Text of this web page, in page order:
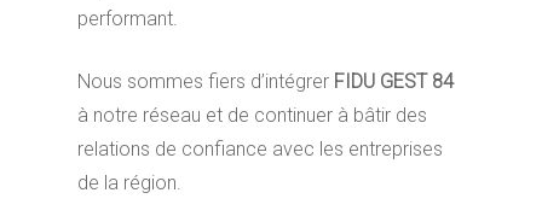
performant.
Nous sommes fiers d’intégrer FIDU GEST 84
à notre réseau et de continuer à bâtir des
relations de confiance avec les entreprises
de la région.